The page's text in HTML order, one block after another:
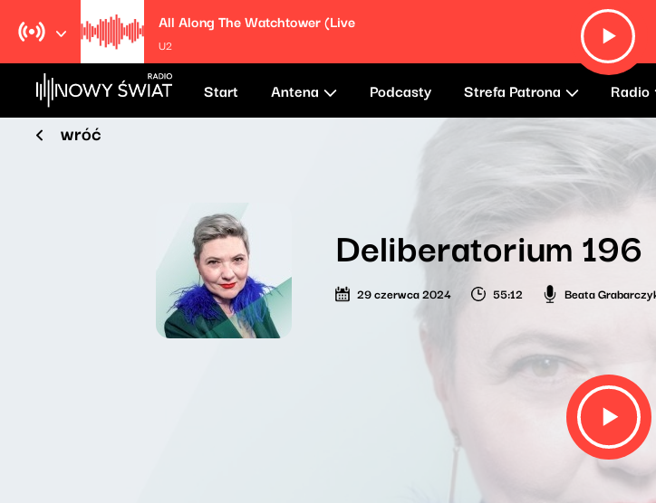
All Along The Watchtower (Live
U2
Start Antena Podcasty Strefa Patrona Radio
wróć
Deliberatorium 196
29 czerwca 2024 55:12 Beata